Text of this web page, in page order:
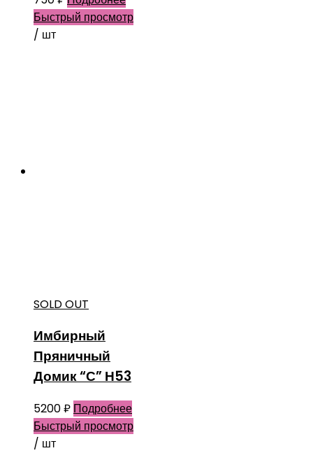
Быстрый просмотр
/ шт
SOLD OUT
Имбирный
Пряничный
Домик “С” Н53
5200₽ Подробнее
Быстрый просмотр
/ шт